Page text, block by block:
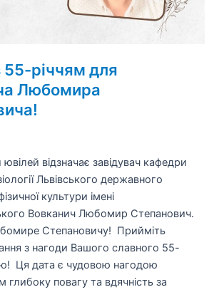
55-річчям для
Любомира
ювілей відзначає завідувач кафедри
Львівського державного
культури імені
Вовканич Любомир Степанович.
Степановичу! Прийміть
з нагоди Вашого славного 55-
Ця дата є чудовою нагодою
глибоку повагу та вдячність за